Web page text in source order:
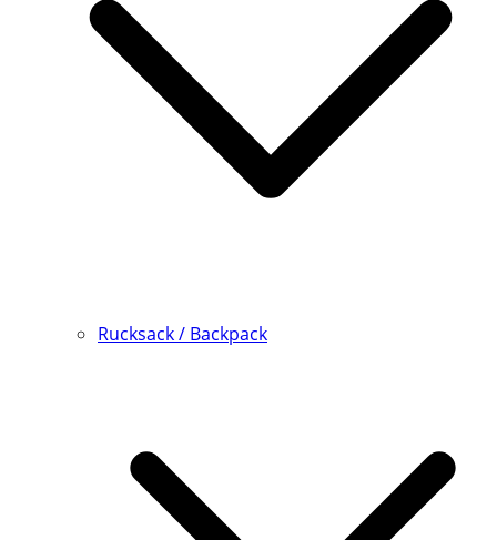
Rucksack / Backpack